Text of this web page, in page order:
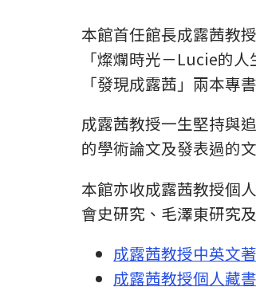
本館首任館長成露茜教
「燦爛時光－Lucie的
「發現成露茜」兩本專
成露茜教授一生堅持與
的學術論文及發表過的
本館亦收成露茜教授個
會史研究、毛澤東研究
成露茜教授中英文著
成露茜教授個人藏